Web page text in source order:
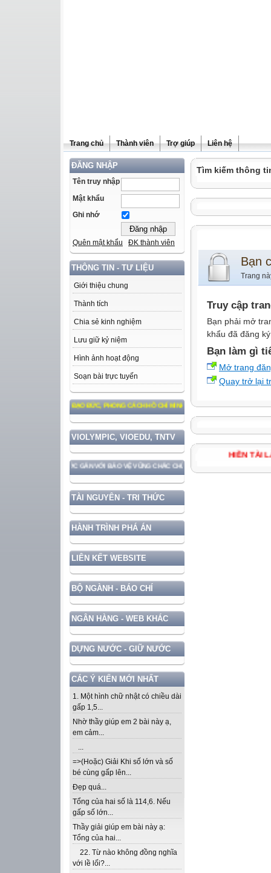
Trang chủ Thành viên Trợ giúp Liên hệ
ĐĂNG NHẬP
Tên truy nhập
Mật khẩu
Ghi nhớ
Quên mật khẩu ĐK thành viên
THÔNG TIN - TƯ LIỆU
Giới thiệu chung
Thành tích
Chia sẻ kinh nghiệm
Lưu giữ kỷ niệm
Hình ảnh hoạt động
Soạn bài trực tuyến
THEO TƯ TƯỞNG, ĐẠO ĐỨC, PHONG CÁCH HỒ CHÍ MINH
VIOLYMPIC, VIOEDU, TNTV
TRIỂN ĐẤT NƯỚC GẮN VỚI BẢO VỆ VỮNG CHẮC CHỦ QUYỀN VÀ ĐỘC LẬP DÂN TỘC!
TÀI NGUYÊN - TRI THỨC
HÀNH TRÌNH PHÁ ÁN
LIÊN KẾT WEBSITE
BỘ NGÀNH - BÁO CHÍ
NGÂN HÀNG - WEB KHÁC
DỰNG NƯỚC - GIỮ NƯỚC
CÁC Ý KIẾN MỚI NHẤT
1. Một hình chữ nhật có chiều dài
gấp 1,5...
Nhờ thầy giúp em 2 bài này ạ,
em cảm...
...
=>(Hoặc) Giải Khi số lớn và số
bé cùng gấp lên...
Đẹp quá...
Tổng của hai số là 114,6. Nếu
gấp số lớn...
Thầy giải giúp em bài này ạ:
Tổng của hai...
22. Từ nào không đồng nghĩa
với lề lối?...
Tìm kiếm thông
Bạn
Trang
Truy cập
Bạn phải mở
khẩu đã đăng
Bạn làm gì
Mở trang
Quay trở lại
HIỀN